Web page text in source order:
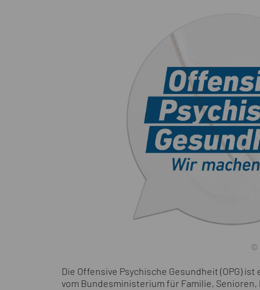
©
Die Offensive Psychische Gesundheit (OPG)
vom Bundesministerium für Familie, Senioren,